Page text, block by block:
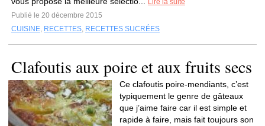
Lire la suite
Publié le 20 décembre 2015
CUISINE, RECETTES, RECETTES SUCRÉES
Clafoutis aux poire et aux fruits secs
Ce clafoutis poire-mendiants, c’est
typiquement le genre de gâteaux
que j’aime faire car il est simple et
rapide à faire, mais fait toujours son